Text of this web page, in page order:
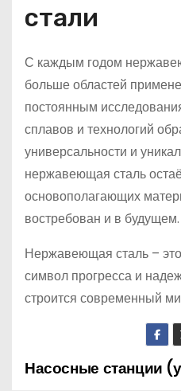
стали
С каждым годом
больше областей
постоянным
сплавов и технологий
универсальности и
нержавеющая сталь
основополагающих
востребован и в будущем.
Нержавеющая сталь –
символ прогресса и
строится современный
Н
Насосные станции